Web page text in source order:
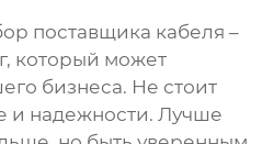
поставщика кабеля –
который может
бизнеса. Не стоит
и надежности. Лучше